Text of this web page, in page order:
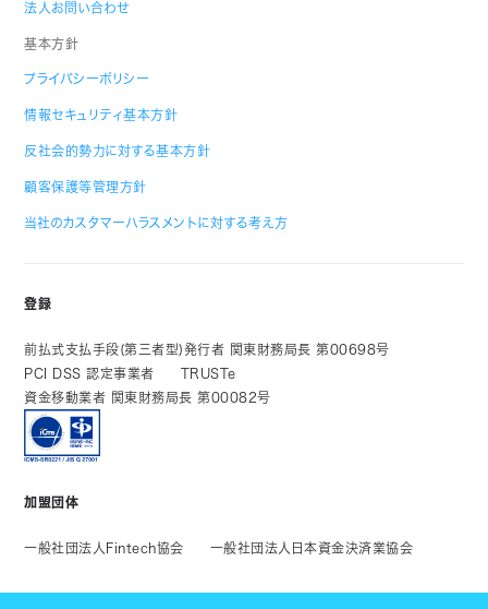
法人お問い合わせ
基本方針
プライバシーポリシー
情報セキュリティ基本方針
反社会的勢力に対する基本方針
顧客保護等管理方針
当社のカスタマーハラスメントに対する考え方
登録
前払式支払手段(第三者型)発行者 関東財務局長 第00698号
PCI DSS 認定事業者
TRUSTe
資金移動業者 関東財務局長 第00082号
加盟団体
一般社団法人Fintech協会 一般社団法人日本資金決済業協会